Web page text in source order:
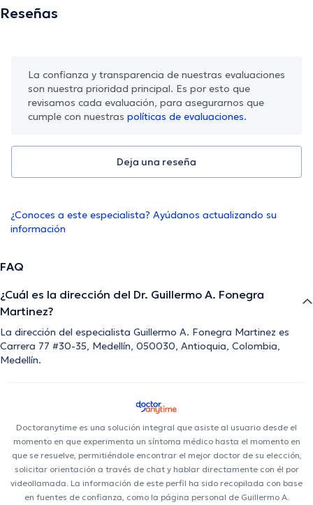
Reseñas
La confianza y transparencia de nuestras evaluaciones
son nuestra prioridad principal. Es por esto que
revisamos cada evaluación, para asegurarnos que
cumple con nuestras políticas de evaluaciones.
Deja una reseña
¿Conoces a este especialista? Ayúdanos actualizando su
información
FAQ
¿Cuál es la dirección del Dr. Guillermo A. Fonegra
Martinez?
La dirección del especialista Guillermo A. Fonegra Martinez es
Carrera 77 #30-35, Medellín, 050030, Antioquia, Colombia,
Medellín.
Doctoranytime es una solución integral que asiste al usuario desde el
momento en que experimenta un síntoma médico hasta el momento en
que se resuelve, permitiéndole encontrar el mejor doctor de su elección,
solicitar orientación a través de chat y hablar directamente con él por
videollamada. La información de este perfil ha sido recopilada con base
en fuentes de confianza, como la página personal de Guillermo A.